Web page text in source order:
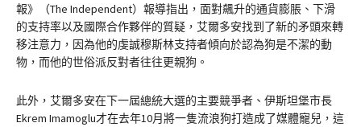
報》（The Independent）報導指出，面對飆升的通貨膨脹、下滑
的支持率以及國際合作夥伴的質疑，艾爾多安找到了新的矛頭來轉
移注意力，因為他的虔誠穆斯林支持者傾向於認為狗是不潔的動
物，而他的世俗派反對者往往更親狗。
此外，艾爾多安在下一屆總統大選的主要競爭者、伊斯坦堡市長
Ekrem Imamoglu才在去年10月將一隻流浪狗打造成了媒體寵兒，這